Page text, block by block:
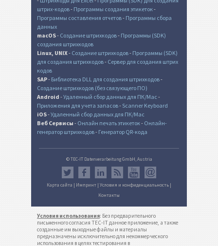
штрих-кодов- Программы создания этикеток-
Программы составления отчетов- Программы сбора
данных
macOS- Создание штрихкодов- Программы (SDK)
создания штрихкодов
Linux, UNIX- Создание штрихкодов- Программы (SDK)
для создания штрихкодов- Сервер для создания штрих
кодов
SAP- Библиотека DLL для создания штрихкодов-
Создание штрихкодов (без связующего ПО)
Android -Удаленный сбор данных для ПК/Mac -
Приложения для учета запасов- Scanner Keyboard
iOS-Удаленный сбор данных для ПК/Mac
Веб Сервисы - Онлайн печать этикеток- Онлайн-
генератор штрихкодов- Генератор QR-кода
© TEC-IT Datenverarbeitung GmbH, Austria
Карта сайта | Импринт | Условия и конфиденциальность |
Контакты
Условия использования: Без предварительного
письменного согласия TEC-IT данное приложение, а также
созданные им выходные файлы и материалы
предназначены исключительно для некоммерческого
использования в целях тестирования в